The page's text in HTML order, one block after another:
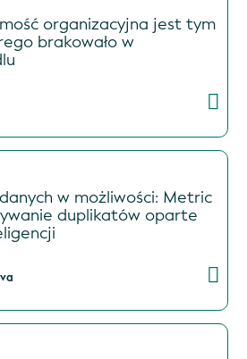
organizacyjna jest tym
brakowało w
w możliwości: Metric
duplikatów oparte